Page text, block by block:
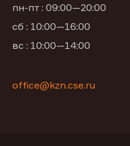
пн-пт : 09:00—20:00
сб : 10:00—16:00
вс : 10:00—14:00
office@kzn.cse.ru